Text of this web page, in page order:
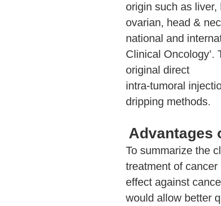
origin such as
ovarian, head &
national and
Clinical
original direct
intra-tumoral
dripping methods.
Advantages
To summarize the
treatment of
effect against
would allow better